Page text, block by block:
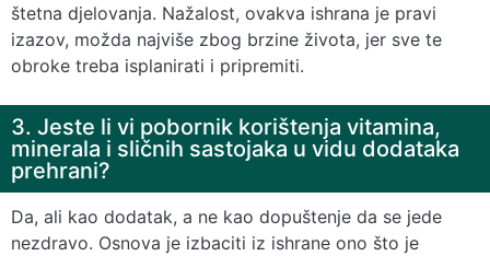
štetna djelovanja. Nažalost, ovakva ishrana je pravi
izazov, možda najviše zbog brzine života, jer sve te
obroke treba isplanirati i pripremiti.
3. Jeste li vi pobornik korištenja vitamina,
minerala i sličnih sastojaka u vidu dodataka
prehrani?
Da, ali kao dodatak, a ne kao dopuštenje da se jede
nezdravo. Osnova je izbaciti iz ishrane ono što je